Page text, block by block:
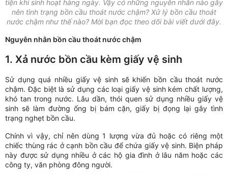
tiện khi sinh hoạt hàng ngày. Vậy có những nguyên nhân nào gây
nên tình trạng bồn cầu thoát nước chậm? Xử lý bồn cầu thoát
nước chậm như thế nào? Mời bạn đọc theo dõi bài viết dưới đây.
Nguyên nhân bồn cầu thoát nước chậm
1. Xả nước bồn cầu kèm giấy vệ sinh
Sử dụng quá nhiều giấy vệ sinh sẽ khiến bồn cầu thoát nước
chậm. Đặc biệt là sử dụng các loại giấy vệ sinh kém chất lượng,
khó tan trong nước. Lâu dần, thói quen sử dụng nhiều giấy vệ
sinh sẽ làm đường ống bị bám cặn, giấy bị đọng lại gây tình
trạng nghẹt bồn cầu.
Chính vì vậy, chỉ nên dùng 1 lượng vừa đủ hoặc có riêng một
chiếc thùng rác ở cạnh bồn cầu để chứa giấy vệ sinh. Biện pháp
này được sử dụng nhiều ở các hộ gia đình ở lâu năm hoặc các
công ty, văn phòng đông người.